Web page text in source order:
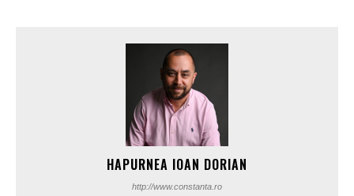
HAPURNEA IOAN DORIAN
http://www.constanta.ro